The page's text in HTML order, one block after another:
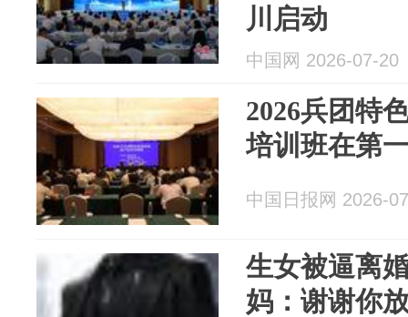
川启动
中国网 2026-07-20
2026兵团特
培训班在第
中国日报网 2026-
生女被逼离
妈：谢谢你